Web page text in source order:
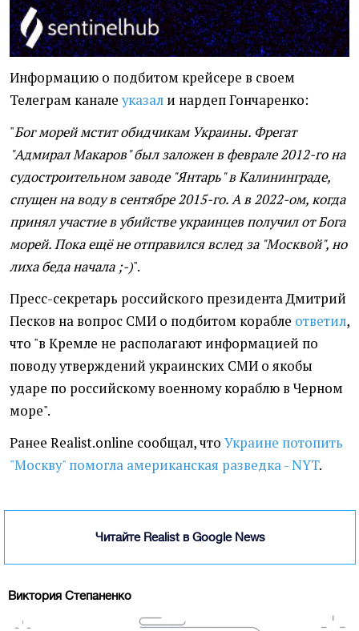
Информацию о подбитом крейсере в своем
Телеграм канале указал и нардеп Гончаренко:
"Бог морей мстит обидчикам Украины. Фрегат
"Адмирал Макаров" был заложен в феврале 2012-го на
судостроительном заводе "Янтарь" в Калининграде,
спущен на воду в сентябре 2015-го. А в 2022-ом, когда
принял участие в убийстве украинцев получил от Бога
морей. Пока ещё не отправился вслед за "Москвой", но
лиха беда начала ;-)".
Пресс-секретарь российского президента Дмитрий
Песков на вопрос СМИ о подбитом корабле ответил,
что "в Кремле не располагают информацией по
поводу утверждений украинских СМИ о якобы
ударе по российскому военному кораблю в Черном
море".
Ранее Realist.online сообщал, что Украине потопить
"Москву" помогла американская разведка - NYT.
Читайте Realist в Google News
Виктория Степаненко